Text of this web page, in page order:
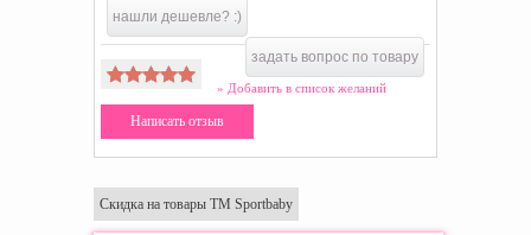
нашли дешевле? :)
задать вопрос по товару
» Добавить в список желаний
Написать отзыв
Скидка на товары ТМ Sportbaby